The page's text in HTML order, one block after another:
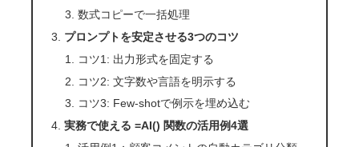
数式コピーで一括処理
プロンプトを安定させる3つのコツ
コツ1: 出力形式を固定する
コツ2: 文字数や言語を明示する
コツ3: Few-shotで例示を埋め込む
実務で使える =AI() 関数の活用例4選